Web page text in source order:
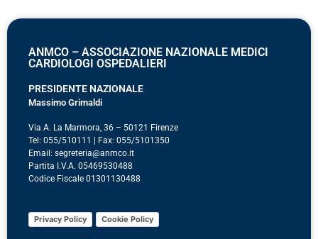
ANMCO – ASSOCIAZIONE NAZIONALE MEDICI
CARDIOLOGI OSPEDALIERI
PRESIDENTE NAZIONALE
Massimo Grimaldi
Via A. La Marmora, 36 – 50121 Firenze
Tel: 055/510111 | Fax: 055/5101350
Email: segreteria@anmco.it
Partita I.V.A. 05469530488
Codice Fiscale 01301130488
Privacy Policy Cookie Policy